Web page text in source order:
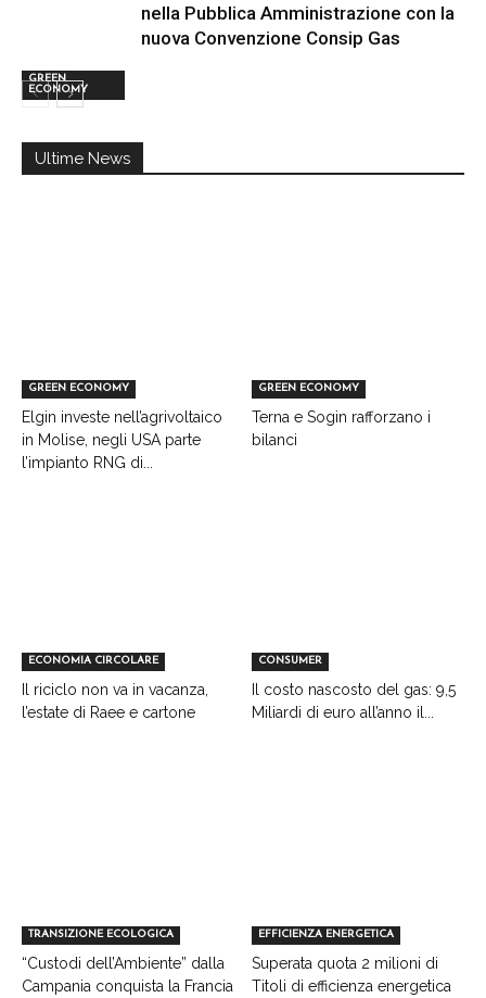
GREEN
ECONOMY
nella Pubblica Amministrazione con la
nuova Convenzione Consip Gas
Ultime News
GREEN ECONOMY
Elgin investe nell’agrivoltaico
in Molise, negli USA parte
l’impianto RNG di...
GREEN ECONOMY
Terna e Sogin rafforzano i
bilanci
ECONOMIA CIRCOLARE
Il riciclo non va in vacanza,
l’estate di Raee e cartone
CONSUMER
Il costo nascosto del gas: 9,5
Miliardi di euro all’anno il...
TRANSIZIONE ECOLOGICA
“Custodi dell’Ambiente” dalla
Campania conquista la Francia
EFFICIENZA ENERGETICA
Superata quota 2 milioni di
Titoli di efficienza energetica